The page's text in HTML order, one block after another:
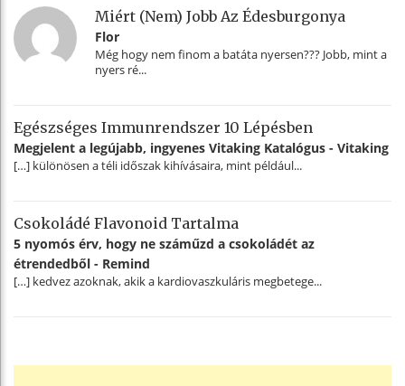
Miért (nem) Jobb Az Édesburgonya
Flor
Még hogy nem finom a batáta nyersen??? Jobb, mint a
nyers ré...
Egészséges Immunrendszer 10 Lépésben
Megjelent a legújabb, ingyenes Vitaking Katalógus - Vitaking
[…] különösen a téli időszak kihívásaira, mint például...
Csokoládé Flavonoid Tartalma
5 nyomós érv, hogy ne száműzd a csokoládét az
étrendedből - Remind
[…] kedvez azoknak, akik a kardiovaszkuláris megbetege...